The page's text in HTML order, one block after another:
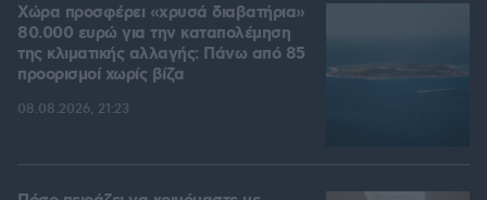
Χώρα προσφέρει «χρυσά διαβατήρια»
80.000 ευρώ για την καταπολέμηση
της κλιματικής αλλαγής: Πάνω από 85
προορισμοί χωρίς βίζα
08.08.2026, 21:23